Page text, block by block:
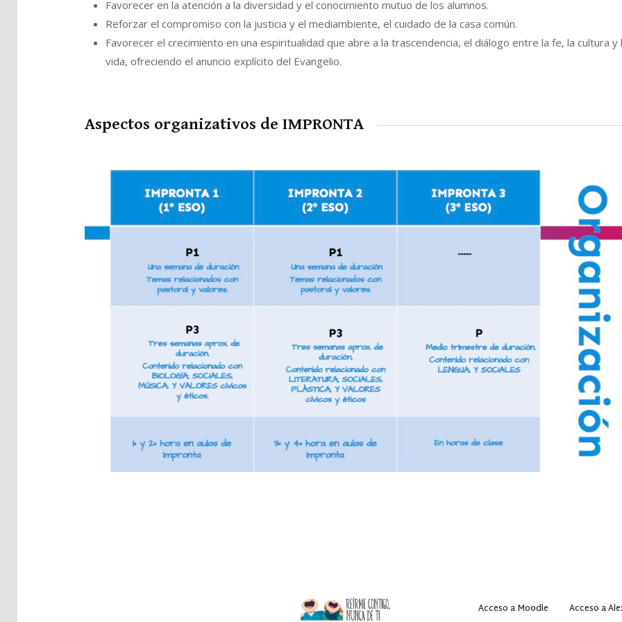
Favorecer en la atención a la diversidad y el conocimiento mutuo de los alumnos.
Reforzar el compromiso con la justicia y el mediambiente, el cuidado de la casa común.
Favorecer el crecimiento en una espiritualidad que abre a la trascendencia, el diálogo entre la fe, la cultura y
vida, ofreciendo el anuncio explícito del Evangelio.
Aspectos organizativos de IMPRONTA
Acceso a Moodle Acceso a